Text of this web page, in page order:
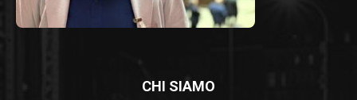
CHI SIAMO